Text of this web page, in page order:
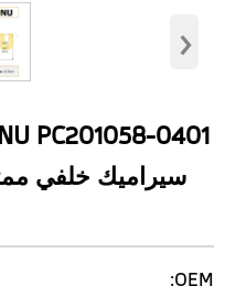
›
سيراميك خلفي
OEM: